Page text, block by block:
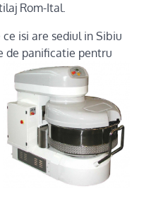
Rom-Ital.
isi are sediul in Sibiu
de panificatie pentru